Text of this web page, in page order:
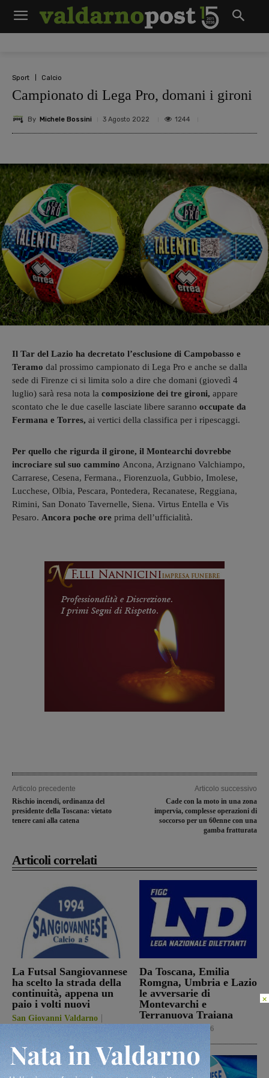
Sport Calcio
Campionato di Lega Pro, domani i gironi
By Michele Bossini 3 Agosto 2022 1244
Il Tar del Lazio ha decretato l’esclusione di Campobasso e
Teramo dal prossimo campionato di Lega Pro e anche se dalla
sede di Firenze ci si limita solo a dire che domani (giovedì 4
luglio) sarà resa nota la composizione dei tre gironi, appare
scontato che le due caselle lasciate libere saranno occupate da
Fermana e Torres, ai vertici della classifica per i ripescaggi.
Per quello che rigurda il girone, il Montearchi dovrebbe
incrociare sul suo cammino Ancona, Arzignano Valchiampo,
Carrarese, Cesena, Fermana., Fiorenzuola, Gubbio, Imolese,
Lucchese, Olbia, Pescara, Pontedera, Recanatese, Reggiana,
Rimini, San Donato Tavernelle, Siena. Virtus Entella e Vis
Pesaro. Ancora poche ore prima dell’ufficialità.
Articolo precedente
Rischio incendi, ordinanza del
presidente della Toscana: vietato
tenere cani alla catena
Articolo successivo
Cade con la moto in una zona
impervia, complesse operazioni di
soccorso per un 60enne con una
gamba fratturata
Articoli correlati
La Futsal Sangiovannese
ha scelto la strada della
continuità, appena un
paio i volti nuovi
San Giovanni Valdarno
Da Toscana, Emilia
Romgna, Umbria e Lazio
le avversarie di
Montevarchi e
Terranuova Traiana
6 Agosto 2026
×